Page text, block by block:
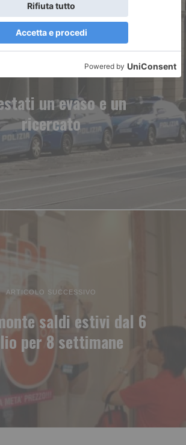
un evaso e un
ricercato
ARTICOLO SUCCESSIVO
saldi estivi dal 6
per 8 settimane